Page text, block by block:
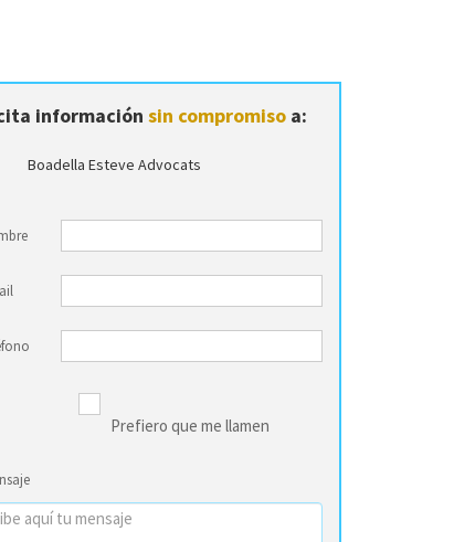
información sin compromiso a:
Boadella Esteve Advocats
Prefiero que me llamen